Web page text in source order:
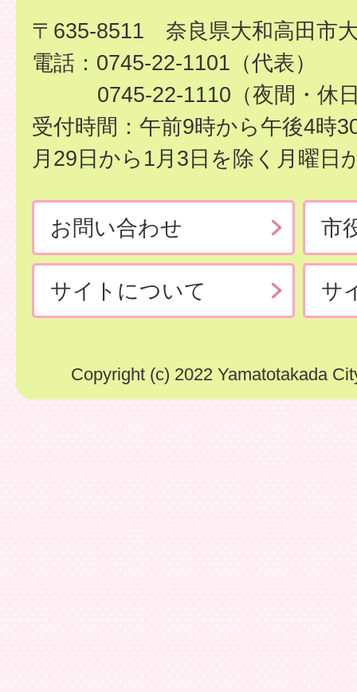
〒635-8511 奈良県大和高田市
電話：0745-22-1101（代表）
0745-22-1110（夜間・休
受付時間：午前9時から午後4時
月29日から1月3日を除く月曜日
お問い合わせ 市
サイトについて サ
Copyright (c) 2022 Yamatotakada